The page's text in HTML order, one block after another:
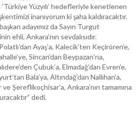
Yüzyılı’ hedefleriyle kenetlenen
inanıyorum ki şaha kaldıracaktır.
adayımız da Sayın Turgut
ehli, Ankara’nın sevdalısıdır.
Ayaş’a, Kalecik’ten Keçirören’e,
Sincan’dan Beypazarı’na,
Çubuk’a, Elmadağ’dan Evren’e,
Bala’ya, Altındağ’dan Nallıhan’a,
ve Şereflikoçhisar’a, Ankara’nın tamamına
dedi.